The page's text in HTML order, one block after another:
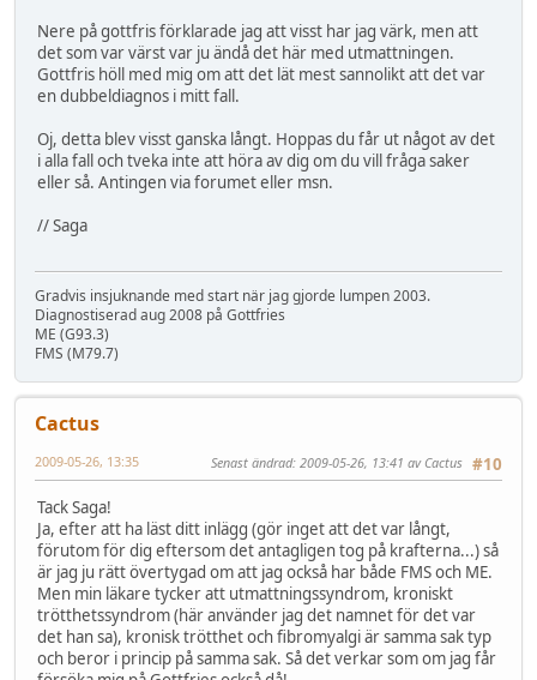
Nere på gottfris förklarade jag att visst har jag värk, men att
det som var värst var ju ändå det här med utmattningen.
Gottfris höll med mig om att det lät mest sannolikt att det var
en dubbeldiagnos i mitt fall.
Oj, detta blev visst ganska långt. Hoppas du får ut något av det
i alla fall och tveka inte att höra av dig om du vill fråga saker
eller så. Antingen via forumet eller msn.
// Saga
Gradvis insjuknande med start när jag gjorde lumpen 2003.
Diagnostiserad aug 2008 på Gottfries
ME (G93.3)
FMS (M79.7)
Cactus
#10
2009-05-26, 13:35 Senast ändrad: 2009-05-26, 13:41 av Cactus
Tack Saga!
Ja, efter att ha läst ditt inlägg (gör inget att det var långt,
förutom för dig eftersom det antagligen tog på krafterna...) så
är jag ju rätt övertygad om att jag också har både FMS och ME.
Men min läkare tycker att utmattningssyndrom, kroniskt
trötthetssyndrom (här använder jag det namnet för det var
det han sa), kronisk trötthet och fibromyalgi är samma sak typ
och beror i princip på samma sak. Så det verkar som om jag får